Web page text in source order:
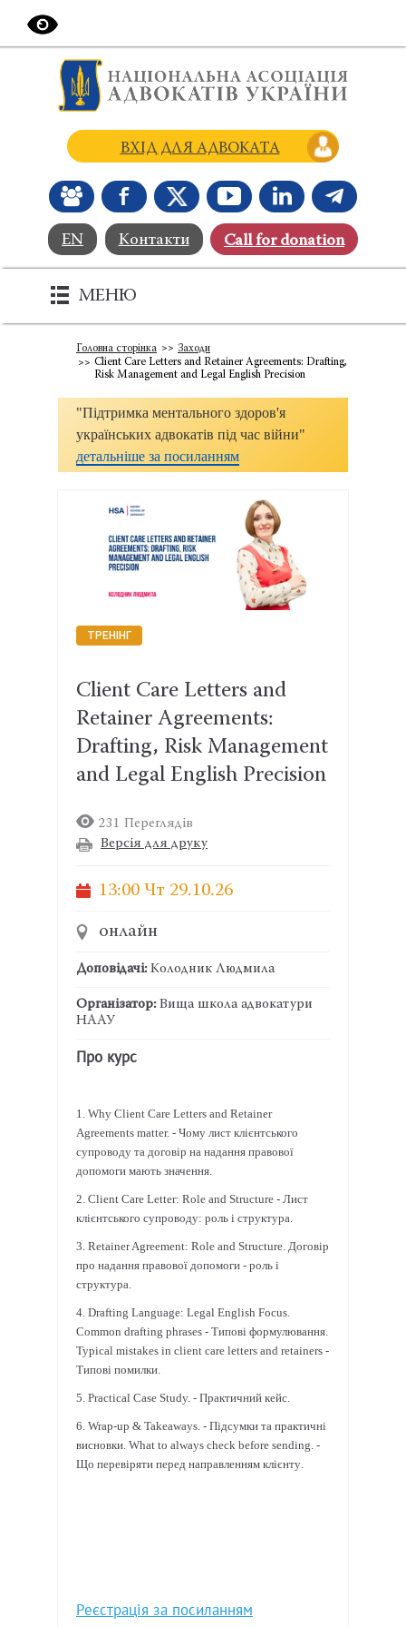
EN Контакти Сall for donation
ВХІД ДЛЯ АДВОКАТА
МЕНЮ
Головна сторінка
Заходи
Client Care Letters and Retainer Agreements: Drafting,
Risk Management and Legal English Precision
"Підтримка ментального здоров'я
українських адвокатів під час війни"
детальніше за посиланням
ТРЕНІНГ
Client Care Letters and
Retainer Agreements:
Drafting, Risk Management
and Legal English Precision
231 Переглядів
Версія для друку
13:00 Чт 29.10.26
онлайн
Доповідачі:Колодник Людмила
Організатор:Вища школа адвокатури
НААУ
Про курс
1. Why Сlient Сare Letters and Retainer
Agreements matter. - Чому лист клієнтського
супроводу та договір на надання правової
допомоги мають значення.
2. Client Care Letter: Role and Structure - Лист
клієнтського супроводу: роль і структура
3. Retainer Agreement: Role and Structure. Договір
про надання правової допомоги - роль і
структура
4. Drafting Language: Legal English Focus.
Common drafting phrases - Типові формулювання
Typical mistakes in client care letters and retainers -
Типові помилки
5. Practical Case Study. - Практичний кейс
6. Wrap-up & Takeaways. - Підсумки та практичні
висновки . What to always check before sending. -
Що перевіряти перед направленням клієнту
Реєстрація за посиланням